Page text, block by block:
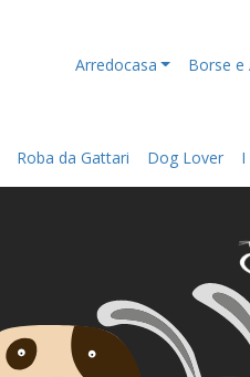
Arredocasa Borse e
Roba da Gattari Dog Lover I